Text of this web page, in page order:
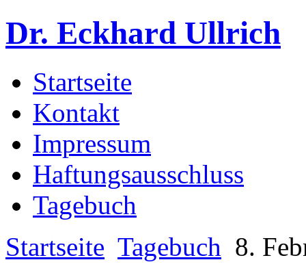
Dr. Eckhard Ullrich
Startseite
Kontakt
Impressum
Haftungsausschluss
Tagebuch
Startseite Tagebuch 8.